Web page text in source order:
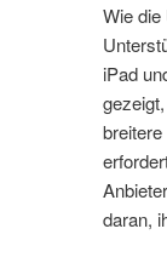
Wie
iPad
daran,